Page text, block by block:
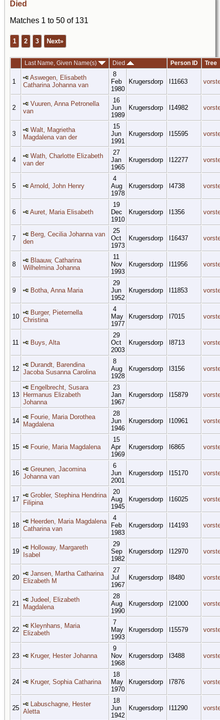
Died
Matches 1 to 50 of 131
1 2 3 Next»
Last Name, Given Name(s) Died Person ID Tree
1
Aswegen, Elisabeth
Catharina Johanna van
8
Feb
1980
Krugersdorp I11663
2
Vuuren, Anna Petronella
van
16
Jun
1989
Krugersdorp I14982
3
Walt, Magrietha
Magdalena van der
15
Jun
1991
Krugersdorp I15595
4
Wath, Charlotte Elizabeth
van der
27
Jan
1965
Krugersdorp I12277
5 Arnold, John Henry
4
Aug
1978
Krugersdorp I4738
6 Auret, Maria Elisabeth
19
Dec
1910
Krugersdorp I1356
7
Berg, Cecilia Johanna van
den
25
Oct
1973
Krugersdorp I16437
8
Blaauw, Catharina
Wilhelmina Johanna
11
Nov
1993
Krugersdorp I11956
9 Botha, Anna Maria
29
Jun
1952
Krugersdorp I11853
10
Burger, Pieternella
Christina
4
May
1977
Krugersdorp I7015
11 Buys, Alta
29
Oct
2003
Krugersdorp I8713
12
Durandt, Barendina
Jacoba Susanna Carolina
8
Aug
1928
Krugersdorp I3156
13
Engelbrecht, Susara
Hermanus Elizabeth
Johanna
23
Jan
1967
Krugersdorp I15879
14
Fourie, Maria Dorothea
Magdalena
28
Jun
1946
Krugersdorp I10961
15 Fourie, Maria Magdalena
15
Apr
1969
Krugersdorp I6865
16
Greunen, Jacomina
Johanna van
6
Jun
2001
Krugersdorp I15170
17
Grobler, Stephina Hendrina
Filipina
20
Aug
1945
Krugersdorp I16025
18
Heerden, Maria Magdalena
Catharina van
4
Feb
1983
Krugersdorp I14193
19
Holloway, Margareth
Isabel
29
Sep
1982
Krugersdorp I12970
20
Jansen, Martha Catharina
Elizabeth M
27
Jul
1967
Krugersdorp I8480
21
Judeel, Elizabeth
Magdalena
28
Aug
1990
Krugersdorp I21000
22
Kleynhans, Maria
Elizabeth
7
May
1993
Krugersdorp I15579
23 Kruger, Hester Johanna
9
Nov
1968
Krugersdorp I3488
24 Kruger, Sophia Catharina
18
May
1970
Krugersdorp I7876
25
Labuschagne, Hester
Aletta
18
Jun
1942
Krugersdorp I11290